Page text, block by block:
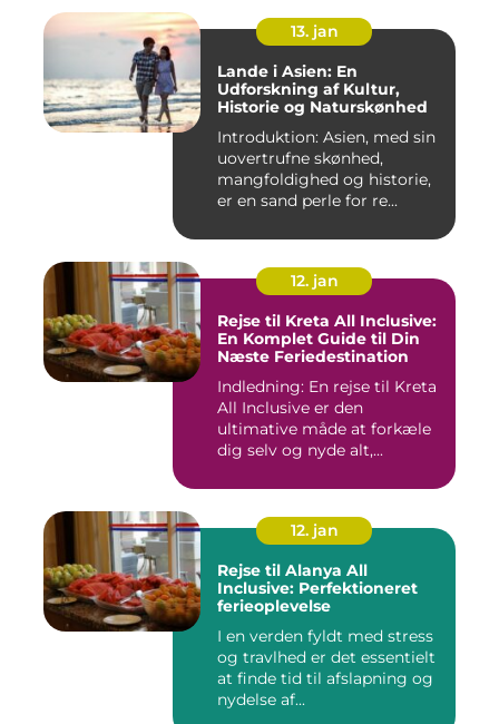
13. jan
Lande i Asien: En
Udforskning af Kultur,
Historie og Naturskønhed
Introduktion: Asien, med sin
uovertrufne skønhed,
mangfoldighed og historie,
er en sand perle for re...
12. jan
Rejse til Kreta All Inclusive:
En Komplet Guide til Din
Næste Feriedestination
Indledning: En rejse til Kreta
All Inclusive er den
ultimative måde at forkæle
dig selv og nyde alt,...
12. jan
Rejse til Alanya All
Inclusive: Perfektioneret
ferieoplevelse
I en verden fyldt med stress
og travlhed er det essentielt
at finde tid til afslapning og
nydelse af...